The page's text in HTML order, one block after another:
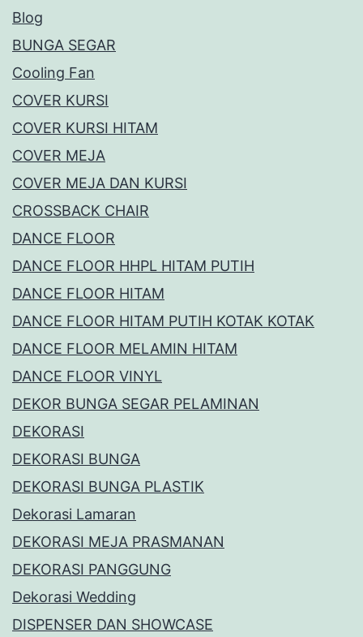
Blog
BUNGA SEGAR
Cooling Fan
COVER KURSI
COVER KURSI HITAM
COVER MEJA
COVER MEJA DAN KURSI
CROSSBACK CHAIR
DANCE FLOOR
DANCE FLOOR HHPL HITAM PUTIH
DANCE FLOOR HITAM
DANCE FLOOR HITAM PUTIH KOTAK KOTAK
DANCE FLOOR MELAMIN HITAM
DANCE FLOOR VINYL
DEKOR BUNGA SEGAR PELAMINAN
DEKORASI
DEKORASI BUNGA
DEKORASI BUNGA PLASTIK
Dekorasi Lamaran
DEKORASI MEJA PRASMANAN
DEKORASI PANGGUNG
Dekorasi Wedding
DISPENSER DAN SHOWCASE